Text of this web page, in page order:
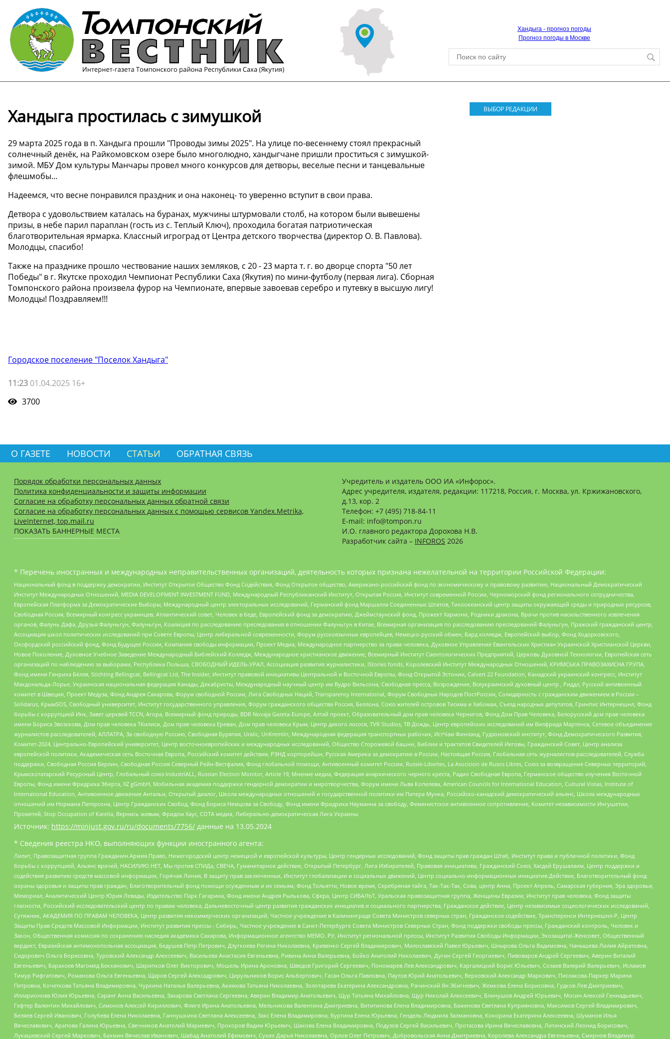
Хандыга - прогноз погоды
Прогноз погоды в Москве
Хандыга простилась с зимушкой
29 марта 2025 года в п. Хандыга прошли "Проводы зимы 2025". На улице по-весеннему стоял прекрасный
солнечный денёк, на Райкомовском озере было многолюдно, хандыгчане пришли проститься с зимушкой-
зимой. МБУ Дом культуры Манчары провел много конкурсов для детворы, веселые песни и танцевальные
флешмобы...
Надеемся, что весне понравился праздник и она наконец- то уверенно вступит в свои права.
Детвора с удовольствием каталась на буранах, мужчины штурмовали столб, на котором были вывешены
призы, в небе парил параплан (гость из с. Теплый Ключ), проходила богатая патриотическая
благотворительная ярмарка. Классный игроград от Центра детского творчества (директор О. В. Павлова).
Молодцы, спасибо!
Также на празднике прошло чествование наших земляков, с 20 - 23 марта т. г. во дворце спорта "50 лет
Победы" в г. Якутске проходил Чемпионат Республики Саха (Якутия) по мини-футболу (первая лига). Сборная
Томпонского района произвела фурор на Чемпионате, впервые завоевав серебро и путевку в высшую лигу!
Молодцы! Поздравляем!!!
Городское поселение "Поселок Хандыга"
11:23 01.04.2025 16+
3700
ВЫБОР РЕДАКЦИИ
О ГАЗЕТЕ НОВОСТИ СТАТЬИ ОБРАТНАЯ СВЯЗЬ
Порядок обработки персональных данных
Политика конфиденциальности и защиты информации
Согласие на обработку персональных данных обратной связи
Согласие на обработку персональных данных с помощью сервисов Yandex.Metrika,
LiveInternet, top.mail.ru
ПОКАЗАТЬ БАННЕРНЫЕ МЕСТА
Учредитель и издатель ООО ИА «Инфорос».
Адрес учредителя, издателя, редакции: 117218, Россия, г. Москва, ул. Кржижановского,
д.13, кор. 2
Телефон: +7 (495) 718-84-11
E-mail: info@tompon.ru
И.О. главного редактора Дорохова Н.В.
Разработчик сайта – INFOROS 2026
* Перечень иностранных и международных неправительственных организаций, деятельность которых признана нежелательной на территории Российской Федерации:
Национальный фонд в поддержку демократии, Институт Открытое Общество Фонд Содействия, Фонд Открытое общество, Американо-российский фонд по экономическому и правовому развитию, Национальный Демократический
Институт Международных Отношений, MEDIA DEVELOPMENT INVESTMENT FUND, Международный Республиканский Институт, Открытая Россия, Институт современной России, Черноморский фонд регионального сотрудничества,
Европейская Платформа за Демократические Выборы, Международный центр электоральных исследований, Германский фонд Маршалла Соединенных Штатов, Тихоокеанский центр защиты окружающей среды и природных ресурсов,
Свободная Россия, Всемирный конгресс украинцев, Атлантический совет, Человек в беде, Европейский фонд за демократию, Джеймстаунский фонд, Прожект Хармони, Родники дракона, Врачи против насильственного извлечения
органов, Фалунь Дафа, Друзья Фалуньгун, Фалуньгун, Коалиция по расследованию преследования в отношении Фалуньгун в Китае, Всемирная организация по расследованию преследований Фалуньгун, Пражский гражданский центр,
Ассоциация школ политических исследований при Совете Европы, Центр либеральной современности, Форум русскоязычных европейцев, Немецко-русский обмен, Бард колледж, Европейский выбор, Фонд Ходорковского,
Оксфордский российский фонд, Фонд Будущее России, Компания свободы информации, Проект Медиа, Международное партнерство за права человека, Духовное Управление Евангельских Христиан Украинской Христианской Церкви,
Новое Поколение, Духовное Учебное Заведение Международный Библейский Колледж, Международное христианское движение, Всемирный Институт Саентологических Предприятий, Церковь Духовной Технологии, Европейская сеть
организаций по наблюдению за выборами, Республика Польша, СВОБОДНЫЙ ИДЕЛЬ-УРАЛ, Ассоциация развития журналистики, IStories fonds, Королевский Институт Международных Отношений, КРИМСЬКА ПРАВОЗАХИСНА ГРУПА,
Фонд имени Генриха Бёлля, Stichting Bellingcat, Bellingcat Ltd, The Insider, Институт правовой инициативы Центральной и Восточной Европы, Фонд Открытой Эстонии, Calvert 22 Foundation, Канадский украинский конгресс, Институт
Макдональда-Лорье, Украинская национальная федерация Канады, Декабристы, Международный научный центр им Вудро Вильсона, Свободная пресса, Возрождение, Всеукраинский духовный центр , Риддл, Русский антивоенный
комитет в Швеции, Проект Медуза, Фонд Андрея Сахарова, Форум свободной России, Лига Свободных Наций, Transparеncy International, Форум Свободных Народов ПостРоссии, Солидарность с гражданским движением в России –
Solidarus, КрымSOS, Свободный университет, Институт государственного управления, Форум гражданского общества Россия, Беллона, Союз жителей островов Тисима и Хабомаи, Съезд народных депутатов, Гринпис Интернешнл, Фонд
борьбы с коррупцией Инк, Завет церквей TCCN, Агора, Всемирный фонд природы, BDR Novaja Gazeta-Europe, Алтай проект, Образовательный дом прав человека Чернигов, Фонд Дом Прав Человека, Белорусский дом прав человека
имени Бориса Звозскова, Дом прав человека Тбилиси, Дом прав человека Ереван, Дом прав человека Крым, Центр дикого лосося, TVR Studios, ТВ Дождь, Центр европейских исследований им Вилфрида Мартенса, Сетевое объединение
журналистов расследователей, АЛЛАТРА, За свободную Россию, Свободная Бурятия, Uralic, UnKremlin, Международная федерация транспортных рабочих, ИстЧам Финланд, Гудзоновский институт, Фонд Демократического Развития,
Комитет-2024, Центрально-Европейский университет, Центр восточноевропейских и международных исследований, Общество Сторожевой башни, Библии и трактатов Свидетелей Иеговы, Гражданский Совет, Центр анализа
европейской политики, Академическая сеть Восточная Европа, Российский комитет действия, РЭНД корпорейшн, Русская Америка за демократию в России, Настоящая Россия, Глобальная сеть журналистов-расследователей, Служба
поддержки, Свободная Россия Берлин, Свободная Россия Северный Рейн-Вестфалия, Фонд глобальной помощи, Антивоенный комитет России, Russie-Libertes, La Asocicion de Rusos Libres, Союз за возвращение Северных территорий,
Крымскотатарский Ресурсный Центр, Глобальный союз IndustriALL, Russian Election Monitor, Article 19, Мнение медиа, Федерация анархического черного креста, Радио Свободная Европа, Германское общество изучения Восточной
Европы, Фонд имени Фридриха Эберта, XZ gGmbH, Мобильная академия поддержки гендерной демократии и миротворчества, Форум имени Льва Копелева, American Councils for International Education, Cultural Vistas, Institute of
International Education, Антивоенное движение Антальи, Открытый диалог, Школа международных отношений и государственной политики им Питера Мунка, Российско-канадский демократический альянс, Школа международных
отношений им Нормана Патерсона, Центр Гражданских Свобод, Фонд Бориса Немцова за Свободу, Фонд имени Фридриха Науманна за свободу, Феминистское антивоенное сопротивление, Комитет независимости Ингушетии,
Прометей, Stop Occupation of Karelia, Вернись живым, Фридом Хаус, СОТА медиа, Либерально-демократическая Лига Украины
Источник: https://minjust.gov.ru/ru/documents/7756/ данные на 13.05.2024
* Сведения реестра НКО, выполняющих функции иностранного агента:
Лилит, Правозащитная группа Гражданин.Армия.Право, Нижегородский центр немецкой и европейской культуры, Центр гендерных исследований, Фонд защиты прав граждан Штаб, Институт права и публичной политики, Фонд
борьбы с коррупцией, Альянс врачей, НАСИЛИЮ.НЕТ, Мы против СПИДа, СВЕЧА, Гуманитарное действие, Открытый Петербург, Лига Избирателей, Правовая инициатива, Гражданский Союз, Хасдей Ерушалаим, Центр поддержки и
содействия развитию средств массовой информации, Горячая Линия, В защиту прав заключенных, Институт глобализации и социальных движений, Центр социально-информационных инициатив Действие, Благотворительный фонд
охраны здоровья и защиты прав граждан, Благотворительный фонд помощи осужденным и их семьям, Фонд Тольятти, Новое время, Серебряная тайга, Так-Так-Так, Сова, центр Анна, Проект Апрель, Самарская губерния, Эра здоровья,
Мемориал, Аналитический Центр Юрия Левады, Издательство Парк Гагарина, Фонд имени Андрея Рылькова, Сфера, Центр СИБАЛЬТ, Уральская правозащитная группа, Женщины Евразии, Институт прав человека, Фонд защиты
гласности, Российский исследовательский центр по правам человека, Дальневосточный центр развития гражданских инициатив и социального партнерства, Гражданское действие, Центр независимых социологических исследований,
Сутяжник, АКАДЕМИЯ ПО ПРАВАМ ЧЕЛОВЕКА, Центр развития некоммерческих организаций, Частное учреждение в Калининграде Совета Министров северных стран, Гражданское содействие, Трансперенси Интернешнл-Р, Центр
Защиты Прав Средств Массовой Информации, Институт развития прессы - Сибирь, Частное учреждение в Санкт-Петербурге Совета Министров Северных Стран, Фонд поддержки свободы прессы, Гражданский контроль, Человек и
Закон, Общественная комиссия по сохранению наследия академика Сахарова, Информационное агентство МЕМО. РУ, Институт региональной прессы, Институт Развития Свободы Информации, Экозащита!-Женсовет, Общественный
вердикт, Евразийская антимонопольная ассоциация, Бедушев Петр Петрович, Дзугкоева Регина Николаевна, Кривенко Сергей Владимирович, Милославский Павел Юрьевич, Шнырова Ольга Вадимовна, Чанышева Лилия Айратовна,
Сидорович Ольга Борисовна, Туровский Александр Алексеевич, Васильева Анастасия Евгеньевна, Ривина Анна Валерьевна, Бойко Анатолий Николаевич, Дугин Сергей Георгиевич, Пивоваров Андрей Сергеевич, Аверин Виталий
Евгеньевич, Барахоев Магомед Бекханович, Шарипков Олег Викторович, Мошель Ирина Ароновна, Шведов Григорий Сергеевич, Пономарев Лев Александрович, Каргалицкий Борис Юльевич, Созаев Валерий Валерьевич, Исламов
Тимур Рифгатович, Романова Ольга Евгеньевна, Щаров Сергей Алексадрович, Цирульников Борис Альбертович, Гасан Ольга Павловна, Паутов Юрий Анатольевич, Верховский Александр Маркович, Пислакова-Паркер Марина
Петровна, Кочеткова Татьяна Владимировна, Чуркина Наталья Валерьевна, Акимова Татьяна Николаевна, Золотарева Екатерина Александровна, Рачинский Ян Збигневич, Жемкова Елена Борисовна, Гудков Лев Дмитриевич,
Илларионова Юлия Юрьевна, Саранг Анна Васильевна, Захарова Светлана Сергеевна, Аверин Владимир Анатольевич, Щур Татьяна Михайловна, Щур Николай Алексеевич, Блинушов Андрей Юрьевич, Мосин Алексей Геннадьевич,
Гефтер Валентин Михайлович, Симонов Алексей Кириллович, Флиге Ирина Анатольевна, Мельникова Валентина Дмитриевна, Вититинова Елена Владимировна, Баженова Светлана Куприяновна, Максимов Сергей Владимирович,
Беляев Сергей Иванович, Голубева Елена Николаевна, Ганнушкина Светлана Алексеевна, Закс Елена Владимировна, Буртина Елена Юрьевна, Гендель Людмила Залмановна, Кокорина Екатерина Алексеевна, Шуманов Илья
Вячеславович, Арапова Галина Юрьевна, Свечников Анатолий Мариевич, Прохоров Вадим Юрьевич, Шахова Елена Владимировна, Подузов Сергей Васильевич, Протасова Ирина Вячеславовна, Литинский Леонид Борисович,
Лукашевский Сергей Маркович, Бахмин Вячеслав Иванович, Шабад Анатолий Ефимович, Сухих Дарья Николаевна, Орлов Олег Петрович, Добровольская Анна Дмитриевна, Королева Александра Евгеньевна, Смирнов Владимир